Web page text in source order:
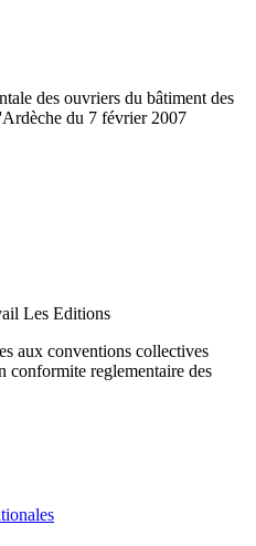
des ouvriers du bâtiment des
du 7 février 2007
Les Editions
aux conventions collectives
conformite reglementaire des